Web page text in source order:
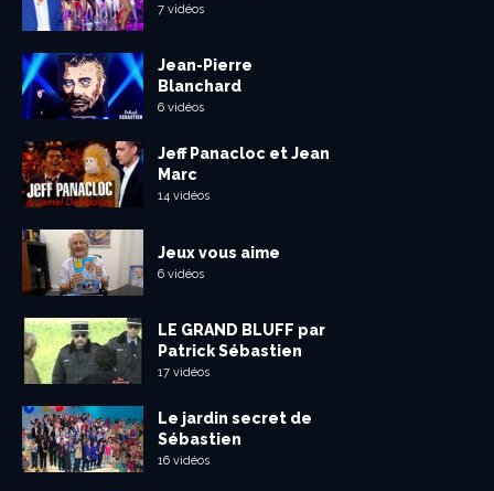
7 vidéos
Jean-Pierre
Blanchard
6 vidéos
Jeff Panacloc et Jean
Marc
14 vidéos
Jeux vous aime
6 vidéos
LE GRAND BLUFF par
Patrick Sébastien
17 vidéos
Le jardin secret de
Sébastien
16 vidéos